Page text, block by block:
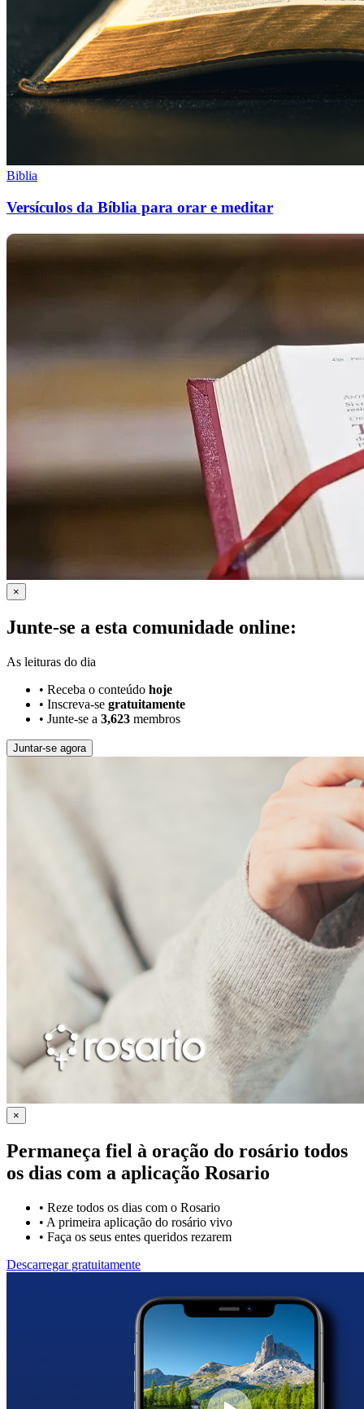
Biblia
Versículos da Bíblia para orar e meditar
×
Junte-se a esta comunidade online:
As leituras do dia
• Receba o conteúdo hoje
• Inscreva-se gratuitamente
• Junte-se a 3,623 membros
Juntar-se agora
×
Permaneça fiel à oração do rosário todos
os dias com a aplicação Rosario
• Reze todos os dias com o Rosario
• A primeira aplicação do rosário vivo
• Faça os seus entes queridos rezarem
Descarregar gratuitamente